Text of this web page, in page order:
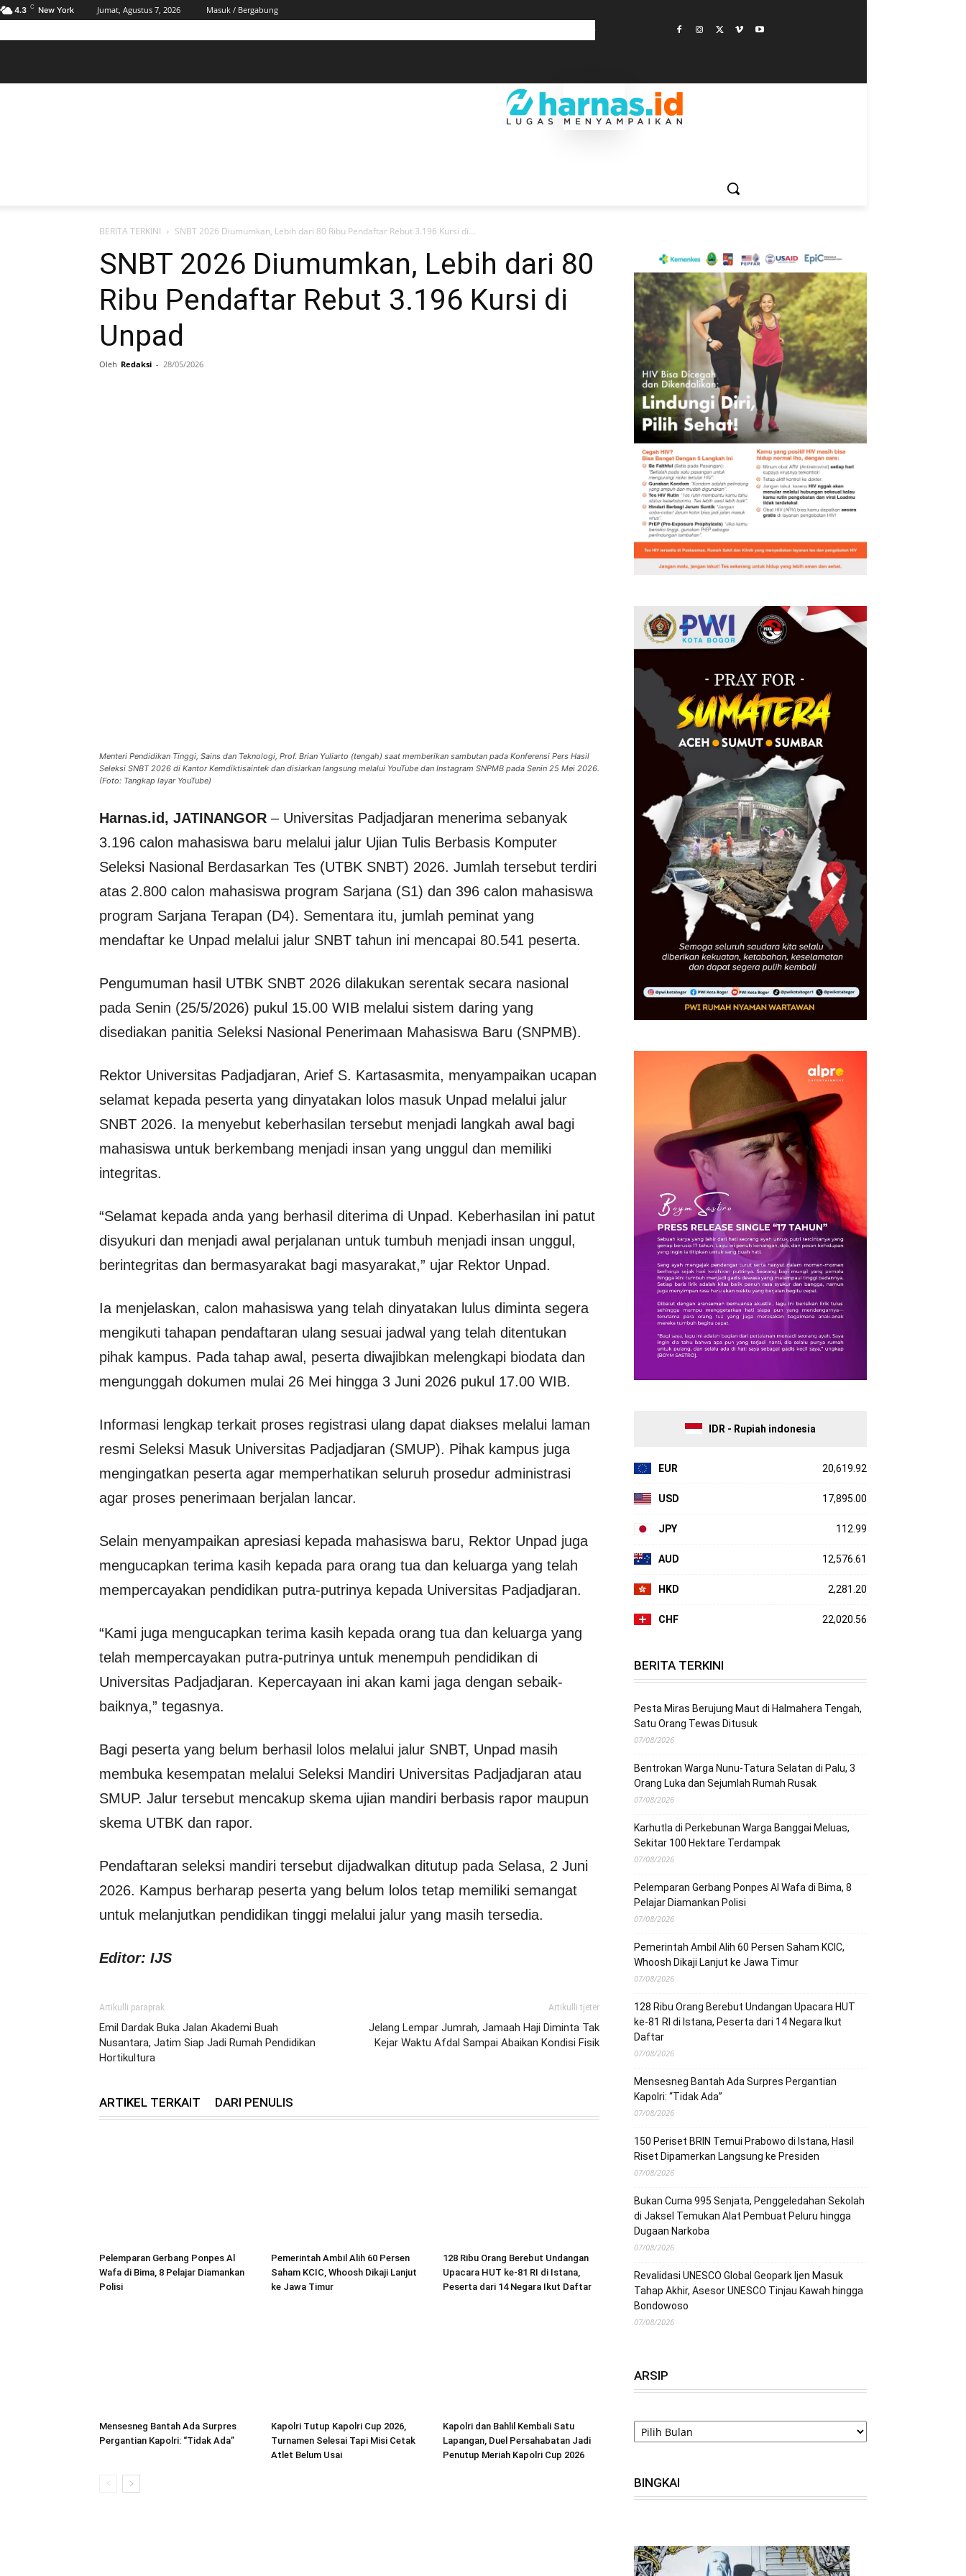
4.3 C New York Jumat, Agustus 7, 2026
Masuk / Bergabung
BERITA TERKINI SNBT 2026 Diumumkan, Lebih dari 80 Ribu Pendaftar Rebut 3.196 Kursi di...
SNBT 2026 Diumumkan, Lebih dari 80
Ribu Pendaftar Rebut 3.196 Kursi di
Unpad
Oleh Redaksi - 28/05/2026
Menteri Pendidikan Tinggi, Sains dan Teknologi, Prof. Brian Yuliarto (tengah) saat memberikan sambutan pada Konferensi Pers Hasil
Seleksi SNBT 2026 di Kantor Kemdiktisaintek dan disiarkan langsung melalui YouTube dan Instagram SNPMB pada Senin 25 Mei 2026.
(Foto: Tangkap layar YouTube)
Harnas.id, JATINANGOR – Universitas Padjadjaran menerima sebanyak
3.196 calon mahasiswa baru melalui jalur Ujian Tulis Berbasis Komputer
Seleksi Nasional Berdasarkan Tes (UTBK SNBT) 2026. Jumlah tersebut terdiri
atas 2.800 calon mahasiswa program Sarjana (S1) dan 396 calon mahasiswa
program Sarjana Terapan (D4). Sementara itu, jumlah peminat yang
mendaftar ke Unpad melalui jalur SNBT tahun ini mencapai 80.541 peserta.
Pengumuman hasil UTBK SNBT 2026 dilakukan serentak secara nasional
pada Senin (25/5/2026) pukul 15.00 WIB melalui sistem daring yang
disediakan panitia Seleksi Nasional Penerimaan Mahasiswa Baru (SNPMB).
Rektor Universitas Padjadjaran, Arief S. Kartasasmita, menyampaikan ucapan
selamat kepada peserta yang dinyatakan lolos masuk Unpad melalui jalur
SNBT 2026. Ia menyebut keberhasilan tersebut menjadi langkah awal bagi
mahasiswa untuk berkembang menjadi insan yang unggul dan memiliki
integritas.
“Selamat kepada anda yang berhasil diterima di Unpad. Keberhasilan ini patut
disyukuri dan menjadi awal perjalanan untuk tumbuh menjadi insan unggul,
berintegritas dan bermasyarakat bagi masyarakat,” ujar Rektor Unpad.
Ia menjelaskan, calon mahasiswa yang telah dinyatakan lulus diminta segera
mengikuti tahapan pendaftaran ulang sesuai jadwal yang telah ditentukan
pihak kampus. Pada tahap awal, peserta diwajibkan melengkapi biodata dan
mengunggah dokumen mulai 26 Mei hingga 3 Juni 2026 pukul 17.00 WIB.
Informasi lengkap terkait proses registrasi ulang dapat diakses melalui laman
resmi Seleksi Masuk Universitas Padjadjaran (SMUP). Pihak kampus juga
mengingatkan peserta agar memperhatikan seluruh prosedur administrasi
agar proses penerimaan berjalan lancar.
Selain menyampaikan apresiasi kepada mahasiswa baru, Rektor Unpad juga
mengucapkan terima kasih kepada para orang tua dan keluarga yang telah
mempercayakan pendidikan putra-putrinya kepada Universitas Padjadjaran.
“Kami juga mengucapkan terima kasih kepada orang tua dan keluarga yang
telah mempercayakan putra-putrinya untuk menempuh pendidikan di
Universitas Padjadjaran. Kepercayaan ini akan kami jaga dengan sebaik-
baiknya,” tegasnya.
Bagi peserta yang belum berhasil lolos melalui jalur SNBT, Unpad masih
membuka kesempatan melalui Seleksi Mandiri Universitas Padjadjaran atau
SMUP. Jalur tersebut mencakup skema ujian mandiri berbasis rapor maupun
skema UTBK dan rapor.
Pendaftaran seleksi mandiri tersebut dijadwalkan ditutup pada Selasa, 2 Juni
2026. Kampus berharap peserta yang belum lolos tetap memiliki semangat
untuk melanjutkan pendidikan tinggi melalui jalur yang masih tersedia.
Editor: IJS
Artikulli paraprak
Emil Dardak Buka Jalan Akademi Buah
Nusantara, Jatim Siap Jadi Rumah Pendidikan
Hortikultura
Artikulli tjetër
Jelang Lempar Jumrah, Jamaah Haji Diminta Tak
Kejar Waktu Afdal Sampai Abaikan Kondisi Fisik
ARTIKEL TERKAIT DARI PENULIS
Pelemparan Gerbang Ponpes Al
Wafa di Bima, 8 Pelajar Diamankan
Polisi
Pemerintah Ambil Alih 60 Persen
Saham KCIC, Whoosh Dikaji Lanjut
ke Jawa Timur
128 Ribu Orang Berebut Undangan
Upacara HUT ke-81 RI di Istana,
Peserta dari 14 Negara Ikut Daftar
Mensesneg Bantah Ada Surpres
Pergantian Kapolri: “Tidak Ada”
Kapolri Tutup Kapolri Cup 2026,
Turnamen Selesai Tapi Misi Cetak
Atlet Belum Usai
Kapolri dan Bahlil Kembali Satu
Lapangan, Duel Persahabatan Jadi
Penutup Meriah Kapolri Cup 2026
IDR - Rupiah indonesia
EUR 20,619.92
USD 17,895.00
JPY 112.99
AUD 12,576.61
HKD 2,281.20
CHF 22,020.56
BERITA TERKINI
Pesta Miras Berujung Maut di Halmahera Tengah,
Satu Orang Tewas Ditusuk
07/08/2026
Bentrokan Warga Nunu-Tatura Selatan di Palu, 3
Orang Luka dan Sejumlah Rumah Rusak
07/08/2026
Karhutla di Perkebunan Warga Banggai Meluas,
Sekitar 100 Hektare Terdampak
07/08/2026
Pelemparan Gerbang Ponpes Al Wafa di Bima, 8
Pelajar Diamankan Polisi
07/08/2026
Pemerintah Ambil Alih 60 Persen Saham KCIC,
Whoosh Dikaji Lanjut ke Jawa Timur
07/08/2026
128 Ribu Orang Berebut Undangan Upacara HUT
ke-81 RI di Istana, Peserta dari 14 Negara Ikut
Daftar
07/08/2026
Mensesneg Bantah Ada Surpres Pergantian
Kapolri: “Tidak Ada”
07/08/2026
150 Periset BRIN Temui Prabowo di Istana, Hasil
Riset Dipamerkan Langsung ke Presiden
07/08/2026
Bukan Cuma 995 Senjata, Penggeledahan Sekolah
di Jaksel Temukan Alat Pembuat Peluru hingga
Dugaan Narkoba
07/08/2026
Revalidasi UNESCO Global Geopark Ijen Masuk
Tahap Akhir, Asesor UNESCO Tinjau Kawah hingga
Bondowoso
07/08/2026
ARSIP
ARSIP
BINGKAI